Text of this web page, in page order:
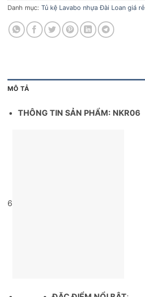
Danh mục: Tủ kệ Lavabo nhựa Đài Loan giá rẻ
MÔ TẢ
THÔNG TIN SẢN PHẨM: NKR06
6